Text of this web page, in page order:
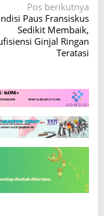
Pos berikutnya
Paus Fransiskus
Sedikit Membaik,
Ginjal Ringan
Teratasi